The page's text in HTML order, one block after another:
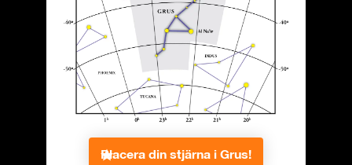
Placera din stjärna i Grus!